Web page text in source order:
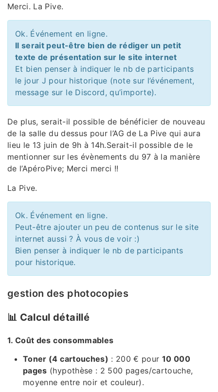
Merci. La Pive.
Ok. Événement en ligne.
Il serait peut-être bien de rédiger un petit
texte de présentation sur le site internet
Et bien penser à indiquer le nb de participants
le jour J pour historique (note sur l’événement,
message sur le Discord, qu’importe).
De plus, serait-il possible de bénéficier de nouveau
de la salle du dessus pour l’AG de La Pive qui aura
lieu le 13 juin de 9h à 14h.Serait-il possible de le
mentionner sur les évènements du 97 à la manière
de l’ApéroPive; Merci merci !!
La Pive.
Ok. Événement en ligne.
Peut-être ajouter un peu de contenus sur le site
internet aussi ? À vous de voir :)
Bien penser à indiquer le nb de participants
pour historique.
gestion des photocopies
📊 Calcul détaillé
1. Coût des consommables
Toner (4 cartouches) : 200 € pour 10 000
pages (hypothèse : 2 500 pages/cartouche,
moyenne entre noir et couleur).